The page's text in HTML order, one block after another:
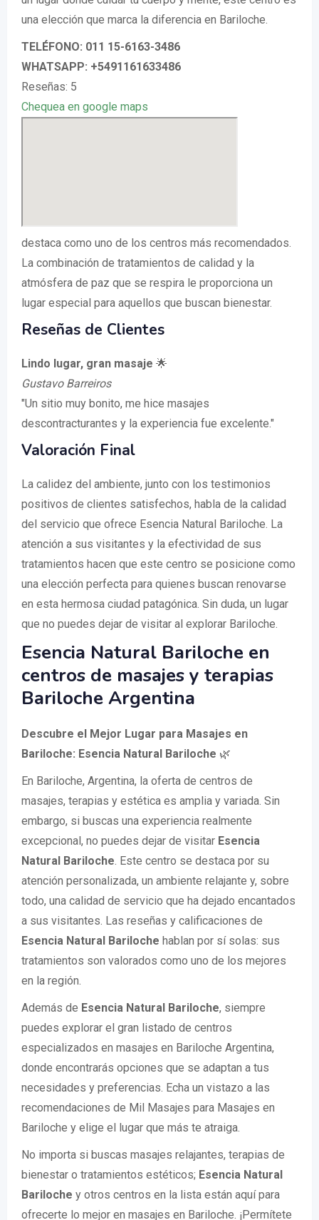
una elección que marca la diferencia en Bariloche.
TELÉFONO: 011 15-6163-3486
WHATSAPP: +5491161633486
Reseñas: 5
Chequea en google maps
destaca como uno de los centros más recomendados.
La combinación de tratamientos de calidad y la
atmósfera de paz que se respira le proporciona un
lugar especial para aquellos que buscan bienestar.
Reseñas de Clientes
Lindo lugar, gran masaje 🌟
Gustavo Barreiros
"Un sitio muy bonito, me hice masajes
descontracturantes y la experiencia fue excelente."
Valoración Final
La calidez del ambiente, junto con los testimonios
positivos de clientes satisfechos, habla de la calidad
del servicio que ofrece Esencia Natural Bariloche. La
atención a sus visitantes y la efectividad de sus
tratamientos hacen que este centro se posicione como
una elección perfecta para quienes buscan renovarse
en esta hermosa ciudad patagónica. Sin duda, un lugar
que no puedes dejar de visitar al explorar Bariloche.
Esencia Natural Bariloche en
centros de masajes y terapias
Bariloche Argentina
Descubre el Mejor Lugar para Masajes en
Bariloche: Esencia Natural Bariloche 🌿
En Bariloche, Argentina, la oferta de centros de
masajes, terapias y estética es amplia y variada. Sin
embargo, si buscas una experiencia realmente
excepcional, no puedes dejar de visitar Esencia
Natural Bariloche . Este centro se destaca por su
atención personalizada, un ambiente relajante y, sobre
todo, una calidad de servicio que ha dejado encantados
a sus visitantes. Las reseñas y calificaciones de
Esencia Natural Bariloche hablan por sí solas: sus
tratamientos son valorados como uno de los mejores
en la región.
Además de Esencia Natural Bariloche, siempre
puedes explorar el gran listado de centros
especializados en masajes en Bariloche Argentina,
donde encontrarás opciones que se adaptan a tus
necesidades y preferencias. Echa un vistazo a las
recomendaciones de Mil Masajes para Masajes en
Bariloche y elige el lugar que más te atraiga.
No importa si buscas masajes relajantes, terapias de
bienestar o tratamientos estéticos; Esencia Natural
Bariloche y otros centros en la lista están aquí para
ofrecerte lo mejor en masajes en Bariloche. ¡Permítete